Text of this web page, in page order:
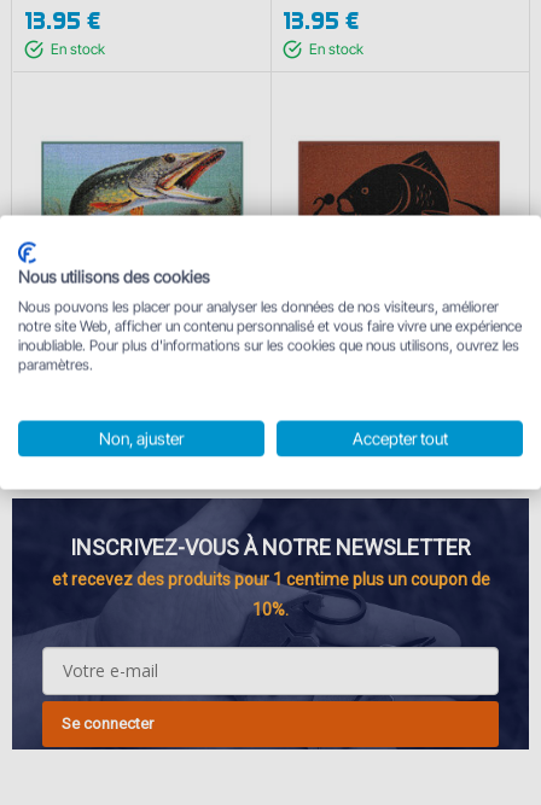
13.95 €
En stock
13.95 €
En stock
Paillason 3D brochet
60x40cm
En stock
Paillason carpe
60x40cm
Rupture de stock
INSCRIVEZ-VOUS À NOTRE NEWSLETTER
et recevez des produits pour 1 centime plus un coupon de
10%.
Se connecter
Nous utilisons des cookies
Nous pouvons les placer pour analyser les données de nos visiteurs, améliorer
notre site Web, afficher un contenu personnalisé et vous faire vivre une expérience
inoubliable. Pour plus d'informations sur les cookies que nous utilisons, ouvrez les
paramètres.
Non, ajuster Accepter tout